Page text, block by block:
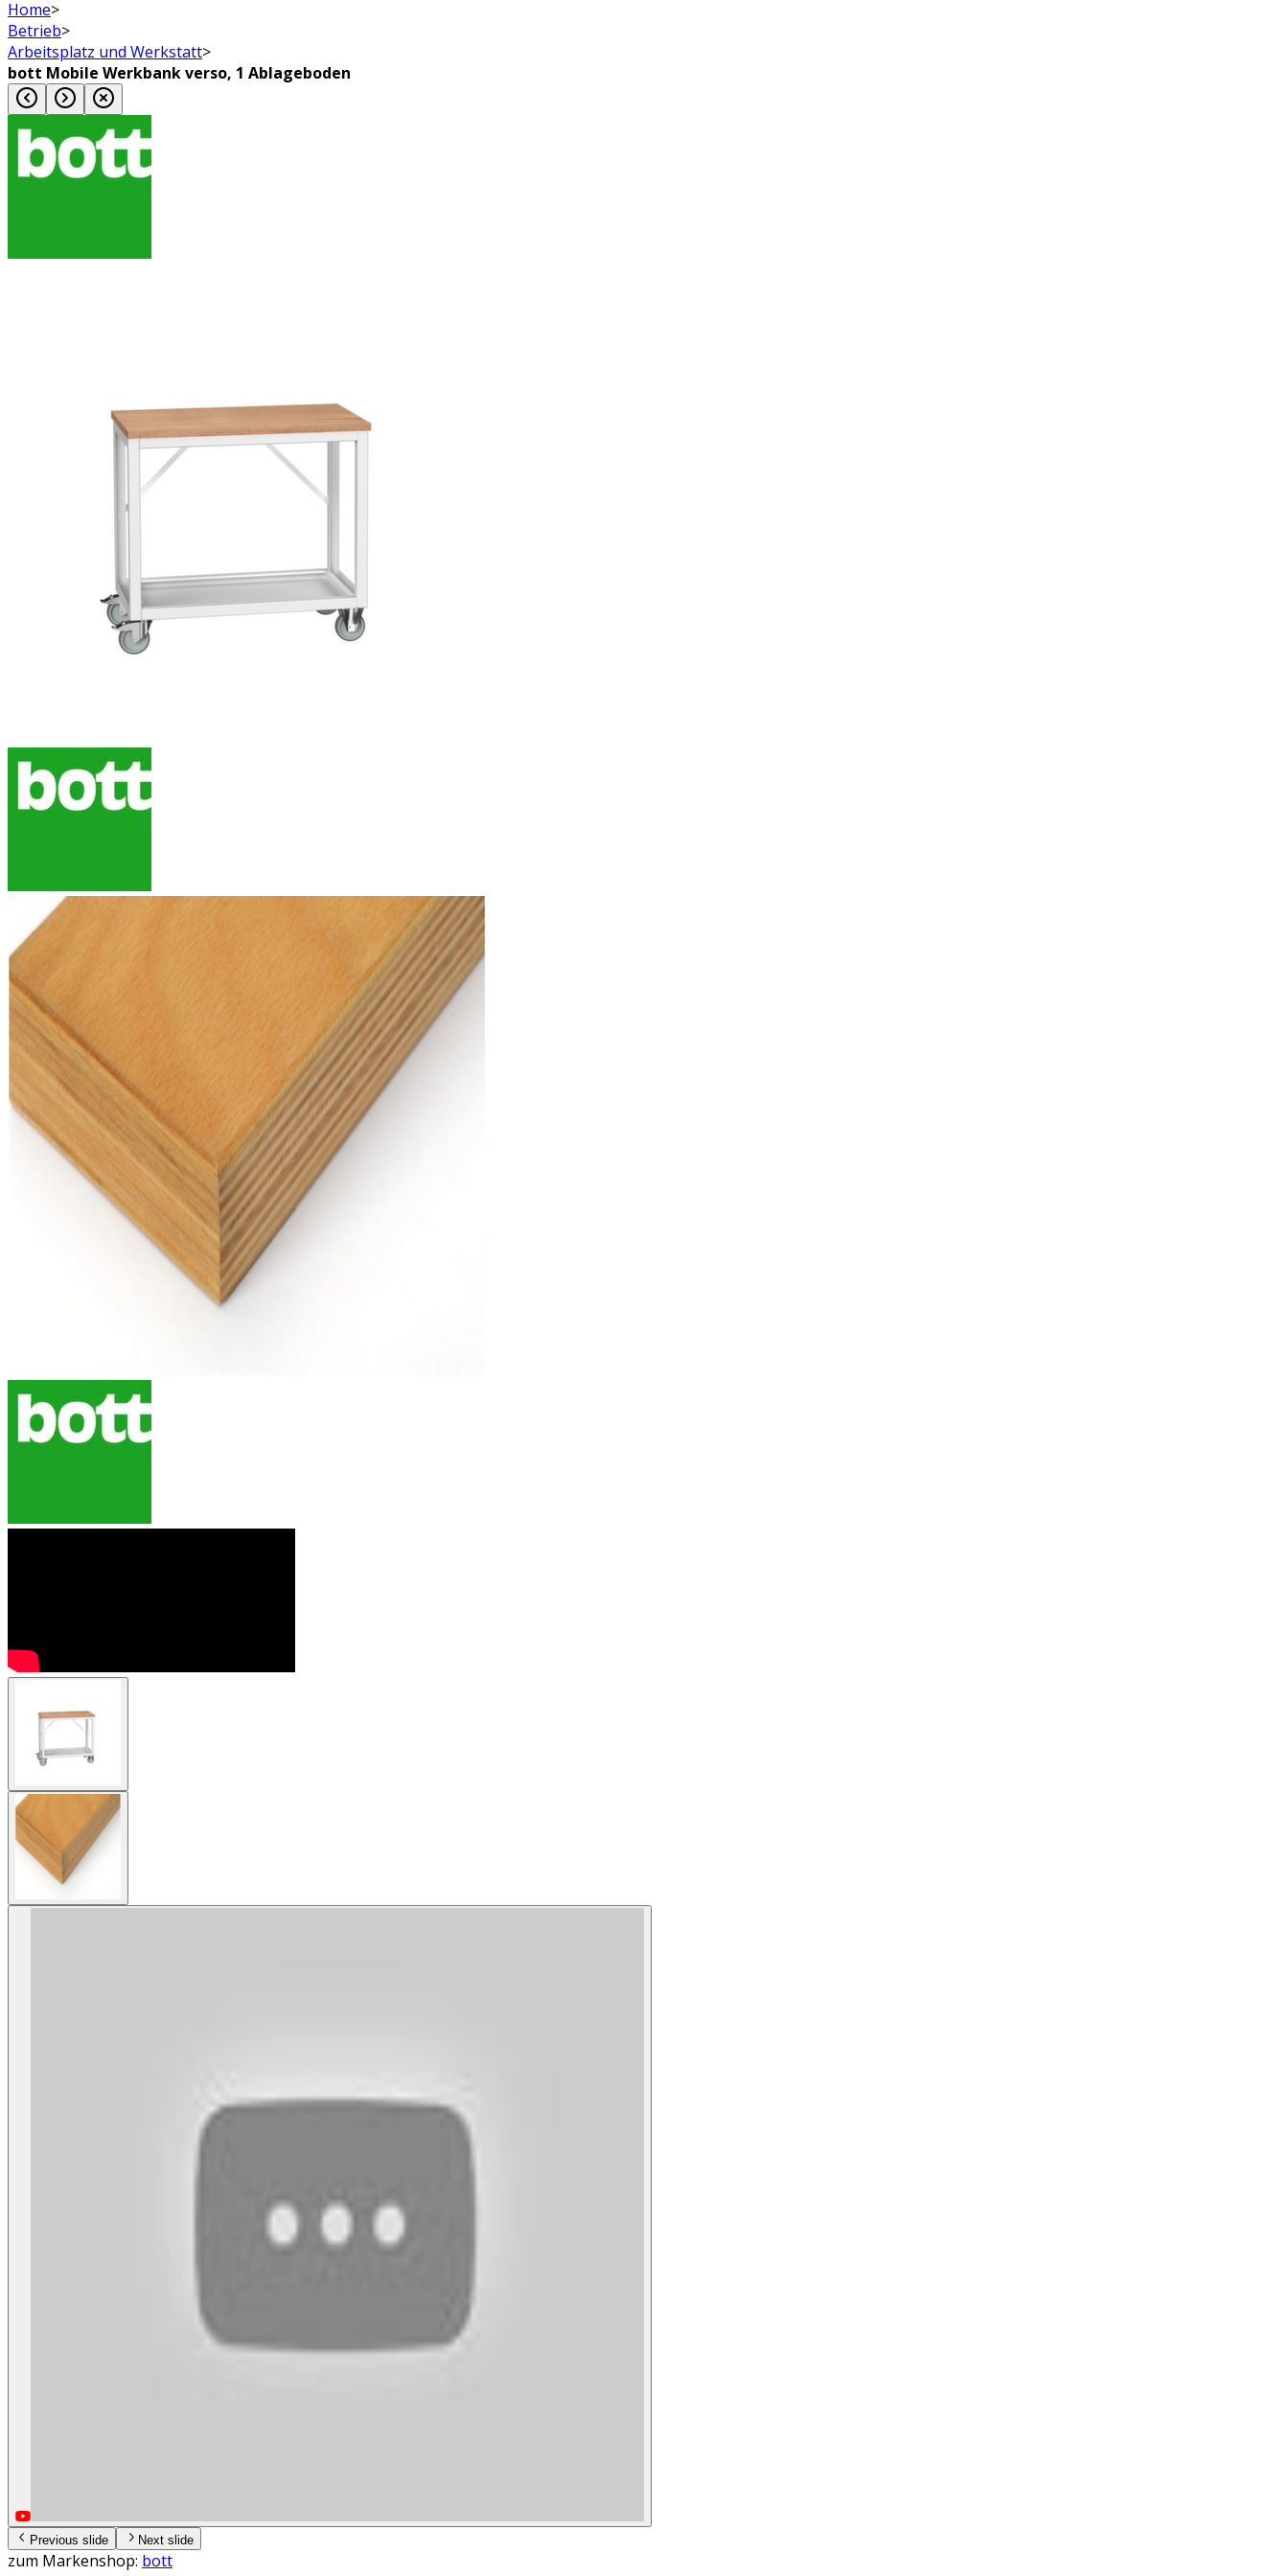
Home>
Betrieb>
Arbeitsplatz und Werkstatt>
bott Mobile Werkbank verso, 1 Ablageboden
Previous slide Next slide
zum Markenshop: bott